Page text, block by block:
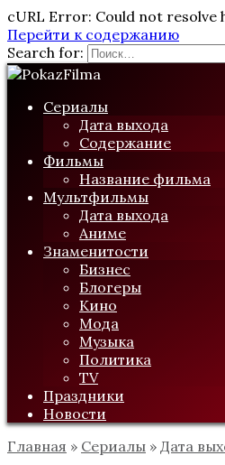
cURL Error: Could not resolve
Перейти к содержанию
Search for:
Сериалы
Дата выхода
Содержание
Фильмы
Название фильма
Мультфильмы
Дата выхода
Аниме
Знаменитости
Бизнес
Блогеры
Кино
Мода
Музыка
Политика
TV
Праздники
Новости
Главная » Сериалы » Дата